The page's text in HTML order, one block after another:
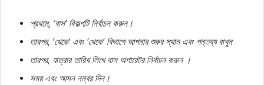
প্রথমে, ‘বাস’ বিকল্পটি নির্বাচন করুন।
তারপর, ‘থেকে’ এবং ‘থেকে’ বিভাগে আপনার শুরুর স্থান এবং গন্তব্য রাখুন
তারপর, যাত্রার তারিখ লিখে বাস অপারেটর নির্বাচন করুন ।
সময় এবং আসন নম্বর দিন।